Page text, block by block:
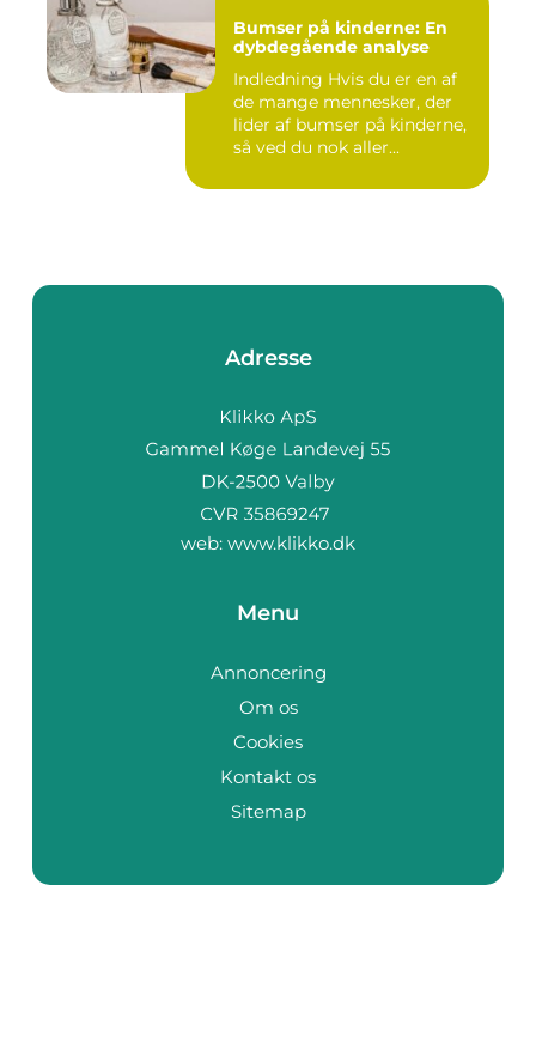
Bumser på kinderne: En
dybdegående analyse
Indledning Hvis du er en af
de mange mennesker, der
lider af bumser på kinderne,
så ved du nok aller...
Adresse
web: www.klikko.dk
Menu
Annoncering
Om os
Cookies
Kontakt os
Sitemap